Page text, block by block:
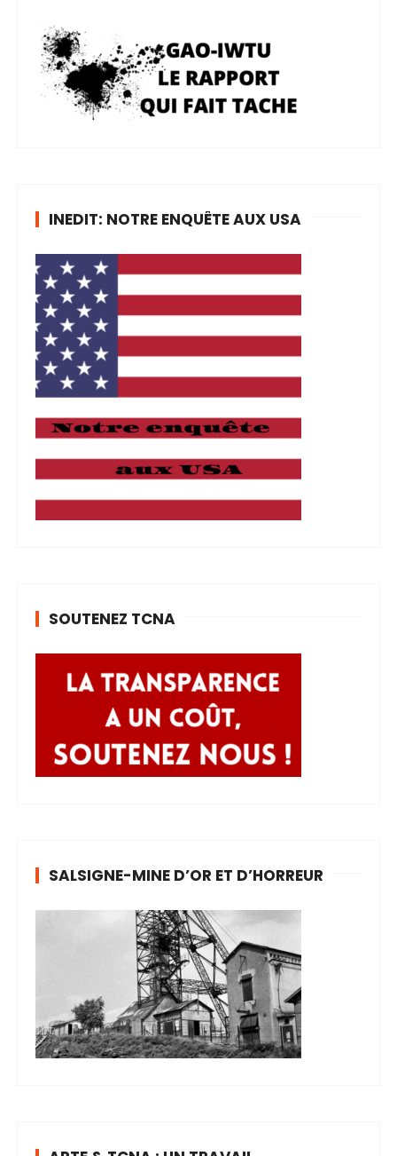
INEDIT: NOTRE ENQUÊTE AUX USA
SOUTENEZ TCNA
SALSIGNE-MINE D’OR ET D’HORREUR